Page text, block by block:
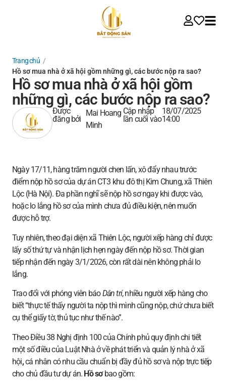
Trang chủ /
Hồ sơ mua nhà ở xã hội gồm những gì, các bước nộp ra sao?
Hồ sơ mua nhà ở xã hội gồm
những gì, các bước nộp ra sao?
Được
đăng bởi
Mai Hoang
Minh
Cập nhập
lần cuối vào
18/07/2025
14:00
Ngày 17/11, hàng trăm người chen lấn, xô đẩy nhau trước
điểm nộp hồ sơ của dự án CT3 khu đô thị Kim Chung, xã Thiên
Lộc (Hà Nội). Đa phần nghĩ sẽ nộp hồ sơ ngay khi được vào,
hoặc lo lắng hồ sơ của mình chưa đủ điều kiện, nên muốn
được hỗ trợ.
Tuy nhiên, theo đại diện xã Thiên Lộc, người xếp hàng chỉ được
lấy số thứ tự và nhận lịch hẹn ngày đến nộp hồ sơ. Thời gian
tiếp nhận đến ngày 3/1/2026, còn rất dài nên không phải lo
lắng.
Trao đổi với phóng viên báoDân trí, nhiều người xếp hàng cho
biết “thực tế thấy người ta nộp thì mình cũng nộp, chứ chưa biết
cụ thể giấy tờ, thủ tục như thế nào”.
Theo Điều 38 Nghị định 100 của Chính phủ quy định chi tiết
một số điều của Luật Nhà ở về phát triển và quản lý nhà ở xã
hội,cá nhân có nhu cầu chuẩn bị đầy đủ hồ sơ và nộp trực tiếp
cho chủ đầu tư dự án. Hồ sơbao gồm: